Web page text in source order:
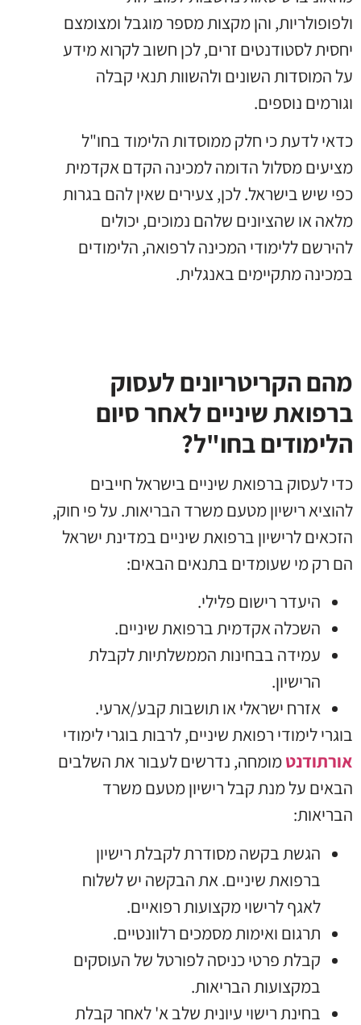
ולפופולריות, והן מקצות מספר מוגבל ומצומצם
יחסית לסטודנטים זרים, לכן חשוב לקרוא מידע
על המוסדות השונים ולהשוות תנאי קבלה
וגורמים נוספים.
כדאי לדעת כי חלק ממוסדות הלימוד בחו"ל
מציעים מסלול הדומה למכינה הקדם אקדמית
כפי שיש בישראל. לכן, צעירים שאין להם בגרות
מלאה או שהציונים שלהם נמוכים, יכולים
להירשם ללימודי המכינה לרפואה, הלימודים
במכינה מתקיימים באנגלית.
מהם הקריטריונים לעסוק
ברפואת שיניים לאחר סיום
הלימודים בחו"ל?
כדי לעסוק ברפואת שיניים בישראל חייבים
להוציא רישיון מטעם משרד הבריאות. על פי חוק,
הזכאים לרישיון ברפואת שיניים במדינת ישראל
הם רק מי שעומדים בתנאים הבאים:
היעדר רישום פלילי.
השכלה אקדמית ברפואת שיניים.
עמידה בבחינות הממשלתיות לקבלת
הרישיון.
אזרח ישראלי או תושבות קבע/ארעי.
בוגרי לימודי רפואת שיניים, לרבות בוגרי לימודי
אורתודנטמומחה, נדרשים לעבור את השלבים
הבאים על מנת קבל רישיון מטעם משרד
הבריאות:
הגשת בקשה מסודרת לקבלת רישיון
ברפואת שיניים. את הבקשה יש לשלוח
לאגף לרישוי מקצועות רפואיים.
תרגום ואימות מסמכים רלוונטיים.
קבלת פרטי כניסה לפורטל של העוסקים
במקצועות הבריאות.
בחינת רישוי עיונית שלב א' לאחר קבלת